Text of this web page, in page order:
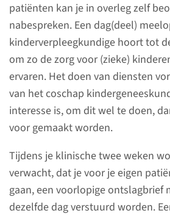
patiënten kan je in overleg zelf
nabespreken. Een dag(deel)
kinderverpleegkundige hoort tot
om zo de zorg voor (zieke)
ervaren. Het doen van diensten
van het coschap
interesse is, om dit wel te doen,
voor gemaakt worden.
Tijdens je klinische twee weken
verwacht, dat je voor je eigen
gaan, een voorlopige ontslagbrief
dezelfde dag verstuurd worden.
Binnenkort start je met
coschap
het Maasziekenhuis in
Boxmeer. Je bent van
welkom in ons
gedurende deze vier
we gaan er een
van maken.
lees meer